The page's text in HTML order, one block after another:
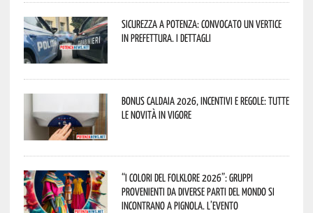
Sicurezza a Potenza: convocato un vertice
in Prefettura. I dettagli
Bonus caldaia 2026, incentivi e regole: tutte
le novità in vigore
“I Colori del Folklore 2026”: gruppi
provenienti da diverse parti del mondo si
incontrano a Pignola. L’evento